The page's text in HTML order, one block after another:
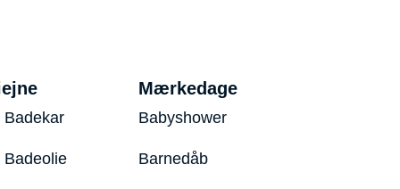
Badekar
Badeolie
Mærkedage
Babyshower
Barnedåb